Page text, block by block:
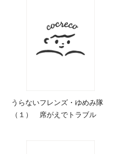
うらないフレンズ・ゆめみ隊
（１） 席がえでトラブル